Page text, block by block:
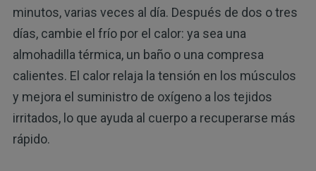
minutos, varias veces al día. Después de dos o tres
días, cambie el frío por el calor: ya sea una
almohadilla térmica, un baño o una compresa
calientes. El calor relaja la tensión en los músculos
y mejora el suministro de oxígeno a los tejidos
irritados, lo que ayuda al cuerpo a recuperarse más
rápido.